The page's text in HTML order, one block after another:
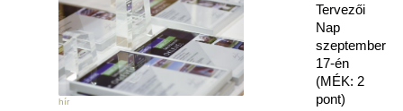
hír
Tervezői
Nap
szeptember
17-én
(MÉK: 2
pont)